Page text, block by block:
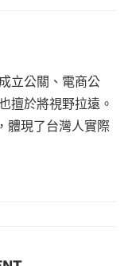
立公關、電商公
擅於將視野拉遠。
體現了台灣人實際